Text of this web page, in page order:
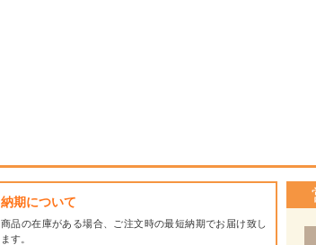
納期について
商品の在庫がある場合、ご注文時の最短納期でお届け致し
ます。